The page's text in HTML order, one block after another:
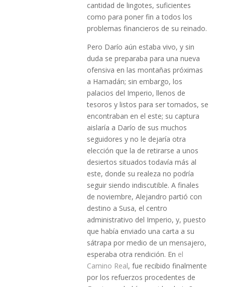
cantidad de lingotes, suficientes
como para poner fin a todos los
problemas financieros de su reinado.
Pero Darío aún estaba vivo, y sin
duda se preparaba para una nueva
ofensiva en las montañas próximas
a Hamadán; sin embargo, los
palacios del Imperio, llenos de
tesoros y listos para ser tomados, se
encontraban en el este; su captura
aislaría a Darío de sus muchos
seguidores y no le dejaría otra
elección que la de retirarse a unos
desiertos situados todavía más al
este, donde su realeza no podría
seguir siendo indiscutible. A finales
de noviembre, Alejandro partió con
destino a Susa, el centro
administrativo del Imperio, y, puesto
que había enviado una carta a su
sátrapa por medio de un mensajero,
esperaba otra rendición. En el
Camino Real, fue recibido finalmente
por los refuerzos procedentes de